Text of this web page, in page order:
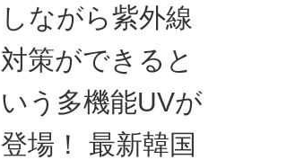
しながら紫外線
対策ができると
いう多機能UVが
登場！ 最新韓国